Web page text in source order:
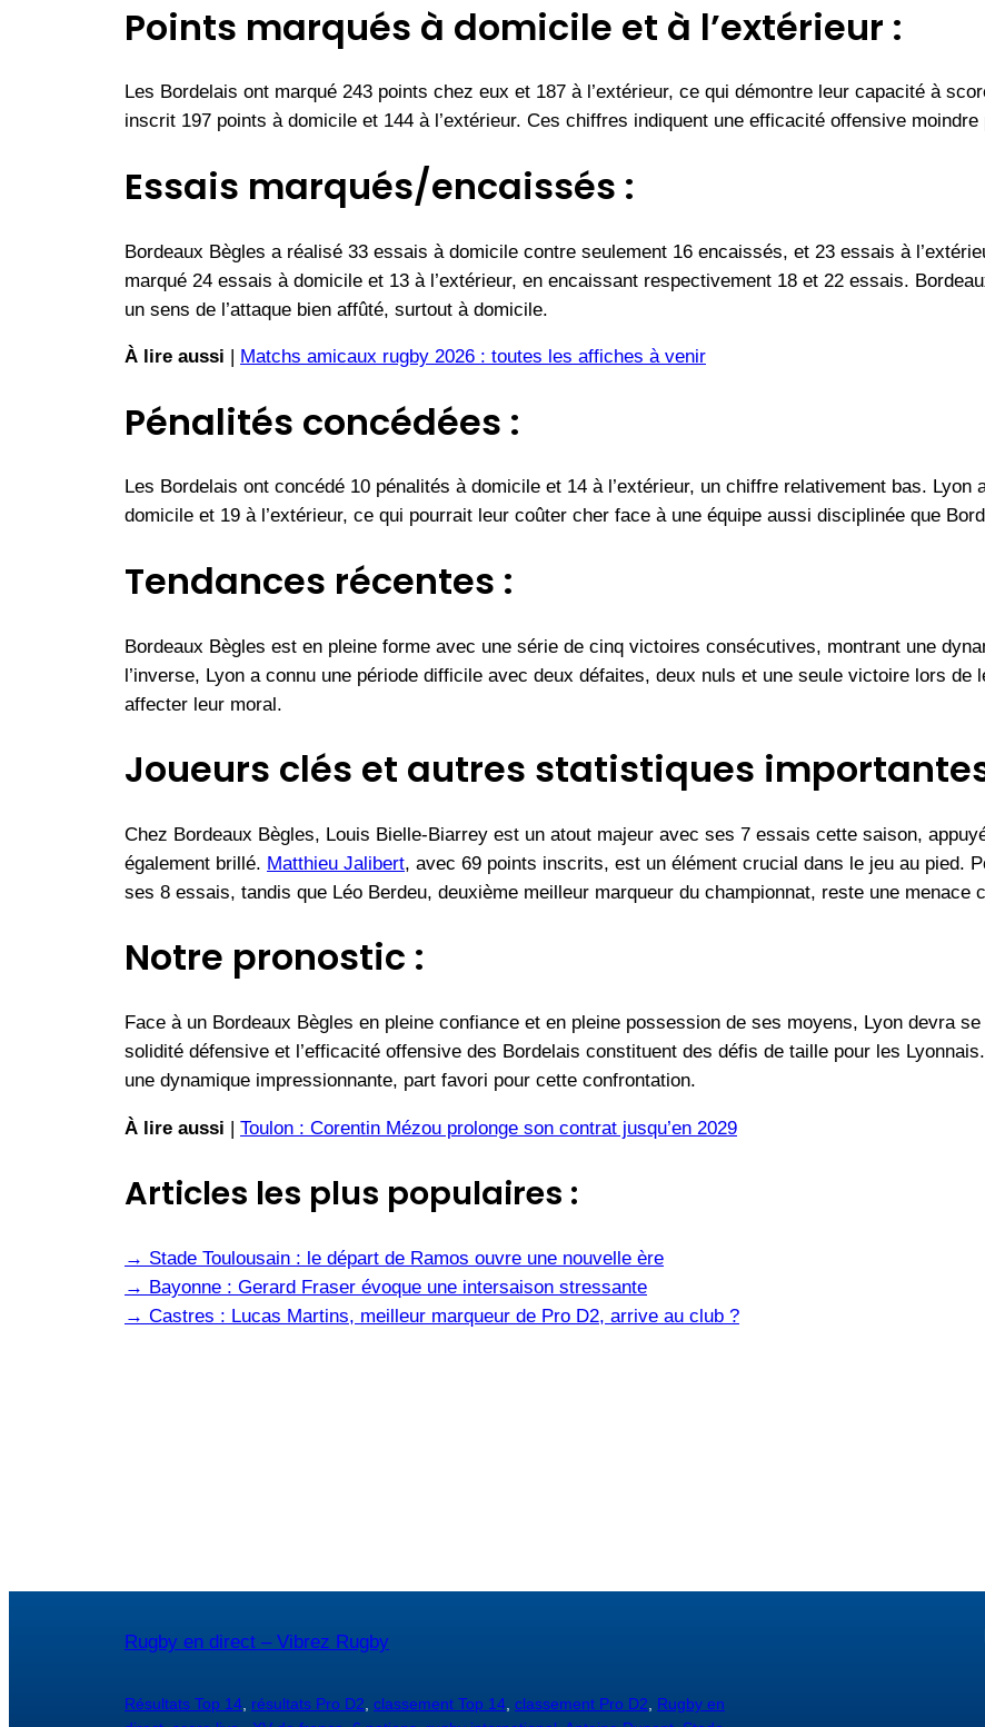
Points marqués à domicile et à l’extérieur :
Les Bordelais ont marqué 243 points chez eux et 187 à l’extérieur, ce qui démontre leur capacité à
inscrit 197 points à domicile et 144 à l’extérieur. Ces chiffres indiquent une efficacité offensive
Essais marqués/encaissés :
Bordeaux Bègles a réalisé 33 essais à domicile contre seulement 16 encaissés, et 23 essais à
marqué 24 essais à domicile et 13 à l’extérieur, en encaissant respectivement 18 et 22 essais.
un sens de l’attaque bien affûté, surtout à domicile.
À lire aussi Matchs amicaux rugby 2026 : toutes les affiches à venir
Pénalités concédées :
Les Bordelais ont concédé 10 pénalités à domicile et 14 à l’extérieur, un chiffre relativement bas.
domicile et 19 à l’extérieur, ce qui pourrait leur coûter cher face à une équipe aussi disciplinée que
Tendances récentes :
Bordeaux Bègles est en pleine forme avec une série de cinq victoires consécutives, montrant une
l’inverse, Lyon a connu une période difficile avec deux défaites, deux nuls et une seule victoire lors
affecter leur moral.
Joueurs clés et autres statistiques
Chez Bordeaux Bègles, Louis Bielle-Biarrey est un atout majeur avec ses 7 essais cette saison,
également brillé. Matthieu Jalibert, avec 69 points inscrits, est un élément crucial dans le jeu au pied.
ses 8 essais, tandis que Léo Berdeu, deuxième meilleur marqueur du championnat, reste une menace
Notre pronostic :
Face à un Bordeaux Bègles en pleine confiance et en pleine possession de ses moyens, Lyon devra
solidité défensive et l’efficacité offensive des Bordelais constituent des défis de taille pour les
une dynamique impressionnante, part favori pour cette confrontation.
À lire aussi | Toulon : Corentin Mézou prolonge son contrat jusqu’en 2029
Articles les plus populaires :
→ Stade Toulousain : le départ de Ramos ouvre une nouvelle ère
→ Bayonne : Gerard Fraser évoque une intersaison stressante
→ Castres : Lucas Martins, meilleur marqueur de Pro D2, arrive au club ?
Rugby en direct – Vibrez Rugby
Résultats Top 14 résultats Pro D2 classement Top 14 classement Pro D2
Rugby en